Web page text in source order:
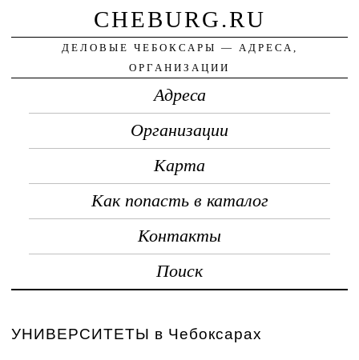
CHEBURG.RU
ДЕЛОВЫЕ ЧЕБОКСАРЫ — АДРЕСА,
ОРГАНИЗАЦИИ
Адреса
Организации
Карта
Как попасть в каталог
Контакты
Поиск
УНИВЕРСИТЕТЫ в Чебоксарах